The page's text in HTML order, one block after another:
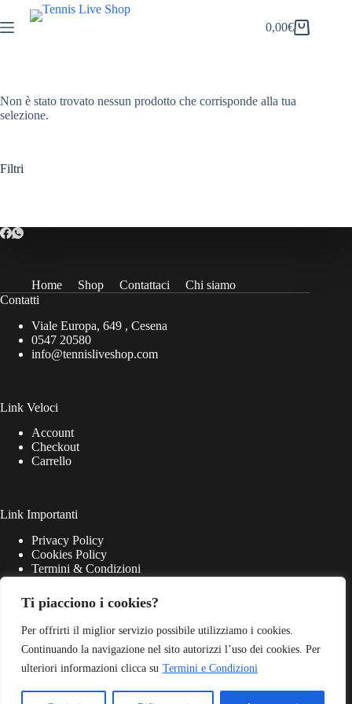
Ti piacciono i cookies?
Per offrirti il miglior servizio possibile utilizziamo i cookies.
Continuando la navigazione nel sito autorizzi l’uso dei cookies. Per
ulteriori informazioni clicca su Termini e Condizioni
al
contenuto
Carrello
0,00€
Non è stato trovato nessun prodotto che corrisponde alla tua
selezione.
Filtri
Home Shop Contattaci
Chi siamo
Contatti
Viale Europa, 649 , Cesena
0547 20580
info@tennisliveshop.com
Link Veloci
Account
Checkout
Carrello
Link Importanti
Privacy Policy
Cookies Policy
Termini & Condizioni